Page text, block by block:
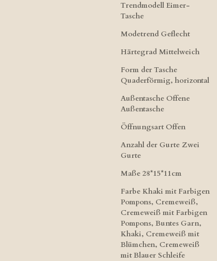
Trendmodell Eimer-
Tasche
Modetrend Geflecht
Härtegrad Mittelweich
Form der Tasche
Quaderförmig, horizontal
Außentasche Offene
Außentasche
Öffnungsart Offen
Anzahl der Gurte Zwei
Gurte
Maße 28*15*11cm
Farbe Khaki mit Farbigen
Pompons, Cremeweiß,
Cremeweiß mit Farbigen
Pompons, Buntes Garn,
Khaki, Cremeweiß mit
Blümchen, Cremeweiß
mit Blauer Schleife